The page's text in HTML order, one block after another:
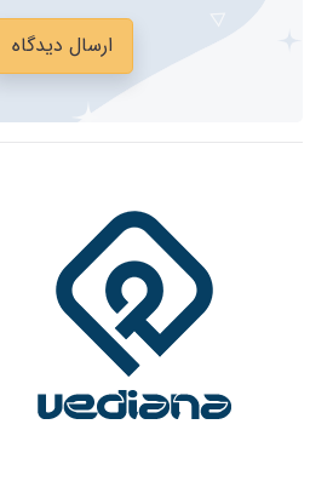
ارسال دیدگاه